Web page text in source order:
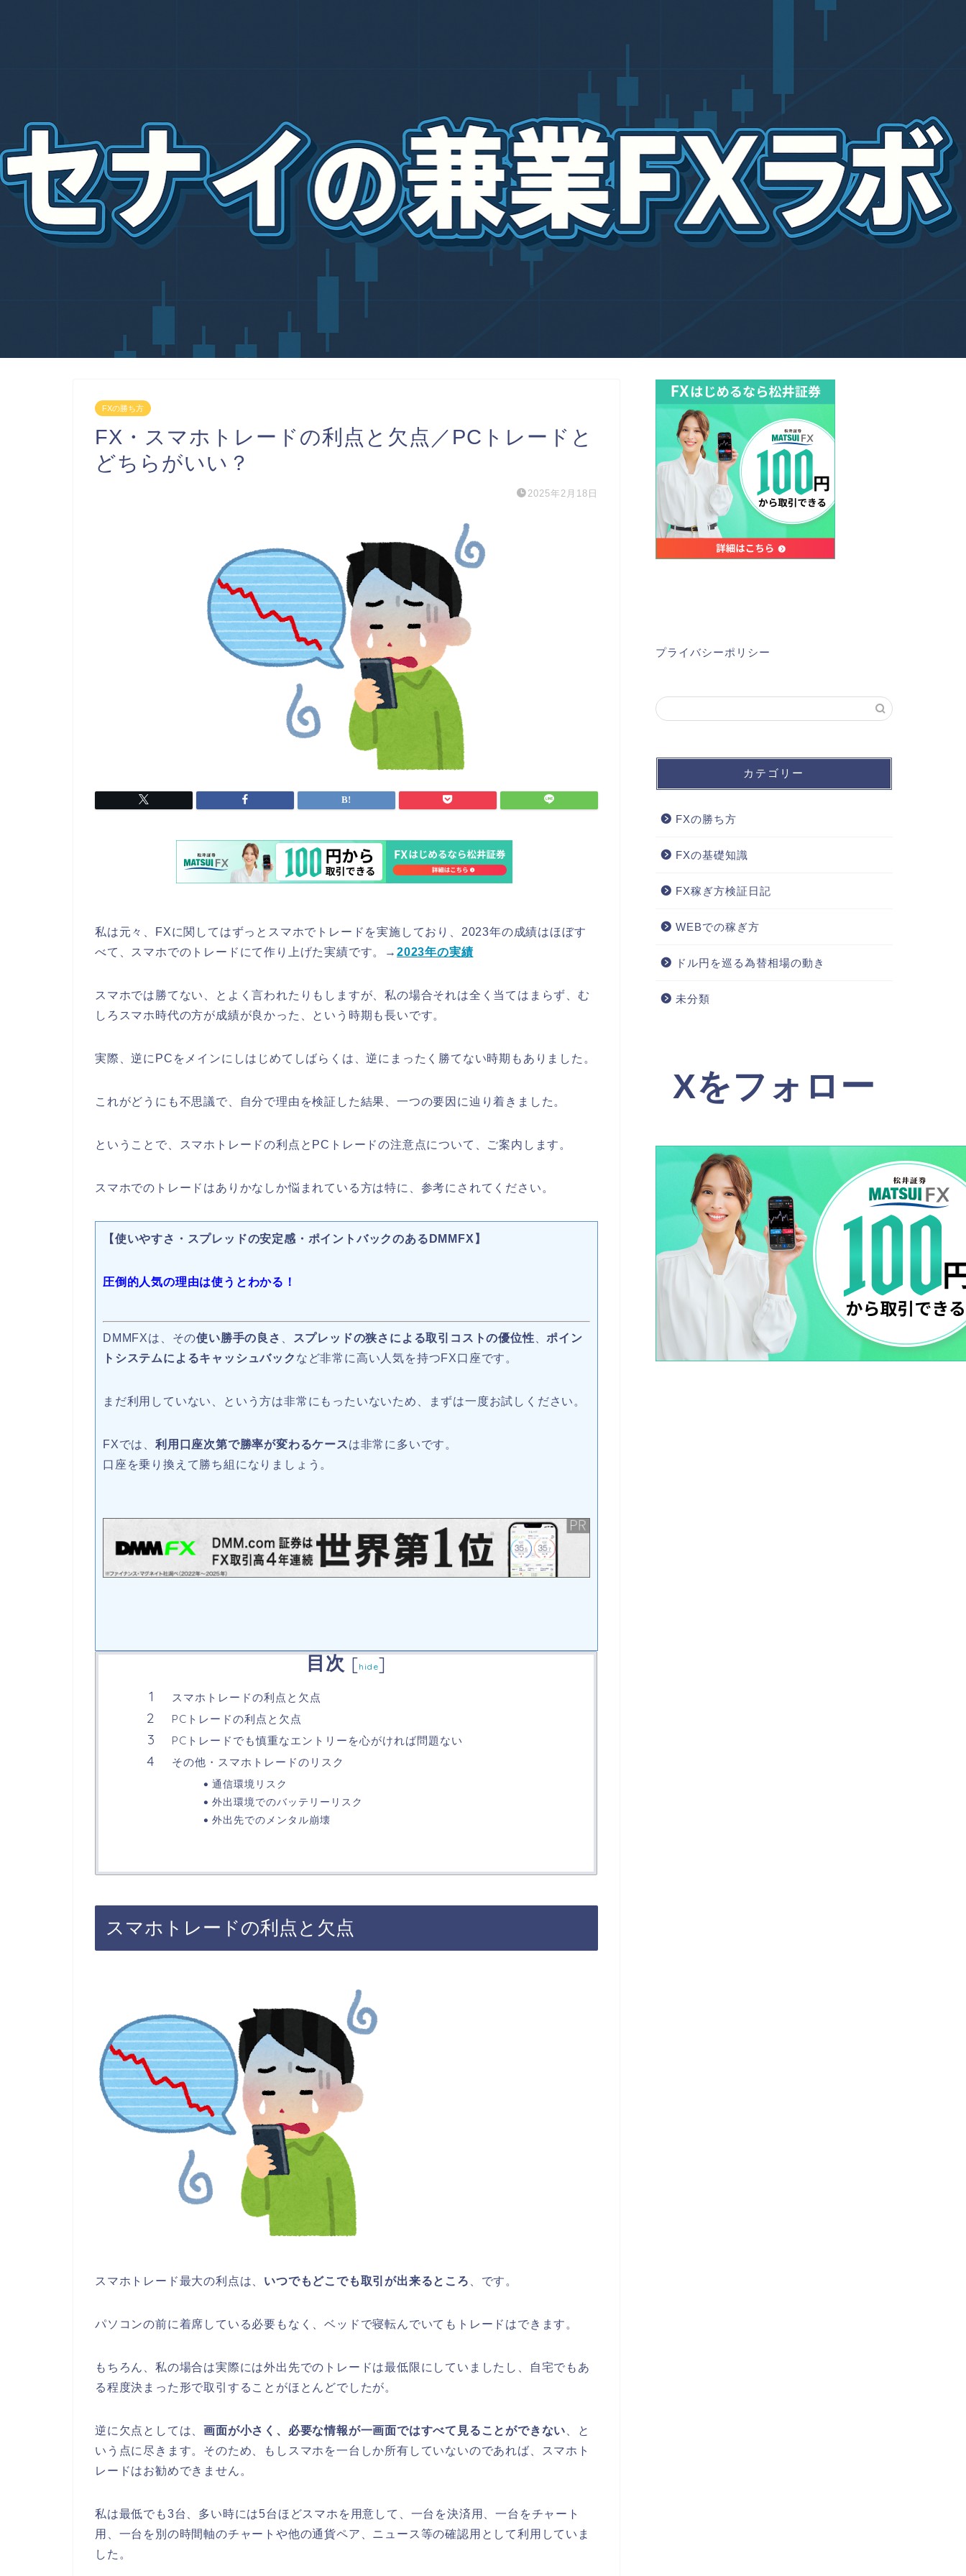
FXの勝ち方
FX・スマホトレードの利点と欠点／PCトレードと
どちらがいい？
2025年2月18日
私は元々、FXに関してはずっとスマホでトレードを実施しており、2023年の成績はほぼす
べて、スマホでのトレードにて作り上げた実績です。→ 2023年の実績
スマホでは勝てない、とよく言われたりもしますが、私の場合それは全く当てはまらず、む
しろスマホ時代の方が成績が良かった、という時期も長いです。
実際、逆にPCをメインにしはじめてしばらくは、逆にまったく勝てない時期もありました。
これがどうにも不思議で、自分で理由を検証した結果、一つの要因に辿り着きました。
ということで、スマホトレードの利点とPCトレードの注意点について、ご案内します。
スマホでのトレードはありかなしか悩まれている方は特に、参考にされてください。
【使いやすさ・スプレッドの安定感・ポイントバックのあるDMMFX】
圧倒的人気の理由は使うとわかる！
DMMFXは、その使い勝手の良さ スプレッドの狭さによる取引コストの優位性 、ポイン
トシステムによるキャッシュバック など非常に高い人気を持つFX口座です。
まだ利用していない、という方は非常にもったいないため、まずは一度お試しください。
FXでは、 利用口座次第で勝率が変わるケースは非常に多いです。
口座を乗り換えて勝ち組になりましょう。
目次 [hide]
スマホトレードの利点と欠点
PCトレードの利点と欠点
PCトレードでも慎重なエントリーを心がければ問題ない
その他・スマホトレードのリスク
通信環境リスク
外出環境でのバッテリーリスク
外出先でのメンタル崩壊
スマホトレードの利点と欠点
スマホトレード最大の利点は、 いつでもどこでも取引が出来るところ 、です。
パソコンの前に着席している必要もなく、ベッドで寝転んでいてもトレードはできます。
もちろん、私の場合は実際には外出先でのトレードは最低限にしていましたし、自宅でもあ
る程度決まった形で取引することがほとんどでしたが。
逆に欠点としては、画面が小さく、必要な情報が一画面ではすべて見ることができない 、と
いう点に尽きます。そのため、もしスマホを一台しか所有していないのであれば、スマホト
レードはお勧めできません。
私は最低でも3台、多い時には5台ほどスマホを用意して、一台を決済用、一台をチャート
用、一台を別の時間軸のチャートや他の通貨ペア、ニュース等の確認用として利用していま
した。
プライバシーポリシー
カテゴリー
FXの勝ち方
FXの基礎知識
FX稼ぎ方検証日記
WEBでの稼ぎ方
ドル円を巡る為替相場の動き
未分類
Xをフォロー